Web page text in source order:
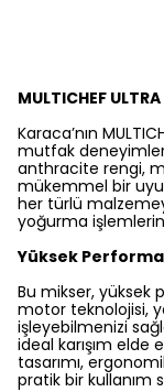
MULTICHEF
Karaca’nın
mutfak
anthracite rengi,
mükemmel bir
her türlü
yoğurma
Yüksek
Bu mikser, yüksek
motor teknolojisi,
işleyebilmenizi
ideal karışım elde
tasarımı,
pratik bir kullanım